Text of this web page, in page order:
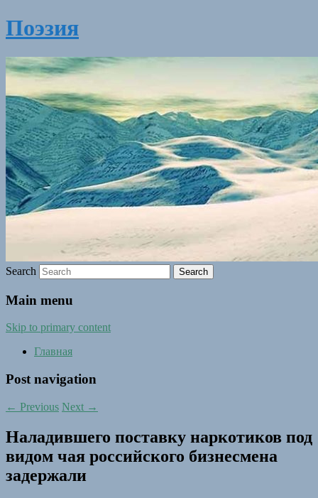
Поэзия
Search
Main menu
Skip to primary content
Главная
Post navigation
← Previous Next →
Наладившего поставку наркотиков под
видом чая российского бизнесмена
задержали